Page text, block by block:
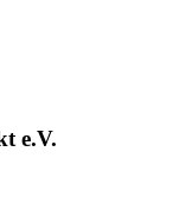
e.V.